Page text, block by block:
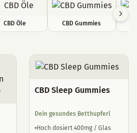
CBD Öle CBD Gummies
CBD Sleep Gummies
Dein gesundes Betthupferl
Hoch dosiert 400mg / Glas